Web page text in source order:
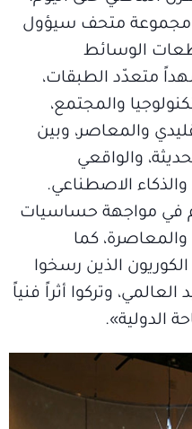
مجموعة متحف سيؤول
الوسائط
متعدّد الطبقات،
والمجتمع،
والمعاصر، وبين
والواقعي
الاصطناعي.
في مواجهة حساسيات
كما
الذين رسخوا
وتركوا أثراً فنياً
الدولية».